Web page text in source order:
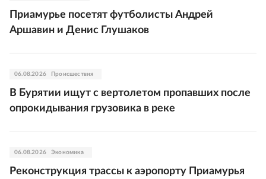
Приамурье посетят футболисты Андрей
Аршавин и Денис Глушаков
06.08.2026 Происшествия
В Бурятии ищут с вертолетом пропавших после
опрокидывания грузовика в реке
06.08.2026 Экономика
Реконструкция трассы к аэропорту Приамурья